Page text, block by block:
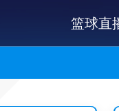
篮球直